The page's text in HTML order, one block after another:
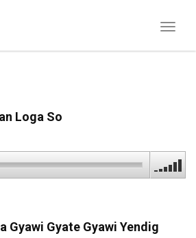
Toggle
Loga So
Gyawi Gyate Gyawi Yendig